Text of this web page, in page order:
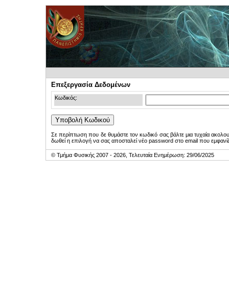
Επεξεργασία Δεδομένων
Κωδικός:
Σε περίπτωση που δε θυμάστε τον κωδικό σας βάλτε μια τυχαία
δωθεί η επιλογή να σας αποσταλεί νέο password στο email που
© Τμήμα Φυσικής 2007 - 2026, Τελευταία Ενημέρωση: 29/06/2025